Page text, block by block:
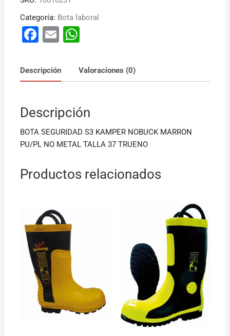
Categoría: Bota laboral
F
c
e
o
o
k
E
ai
l
W
at
s
p
p
Descripción Valoraciones (0)
Descripción
BOTA SEGURIDAD S3 KAMPER NOBUCK MARRON
PU/PL NO METAL TALLA 37 TRUENO
Productos relacionados